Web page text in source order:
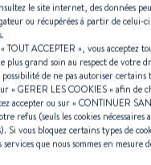
acquise sur ce
Cinq carènes différentes
développées pour cette
BENETEAU, en étroite
Ces carènes
Monte Carlo,Gran
le site internet, des données
ou récupérées à partir de celui-
«TOUT ACCEPTER », vous acceptez
plus grand soin au respect de votre
de ne pas autoriser certains
«GERER LES COOKIES» afin de
accepter ou sur «CONTINUER
refus (seuls les cookies
Si vous bloquez certains types de
que nous sommes en